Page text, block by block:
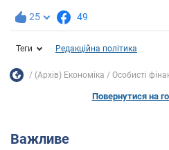
25 49
Теги Редакційна політика
(Архів) Економіка Особисті
Повернутися на
Важливе